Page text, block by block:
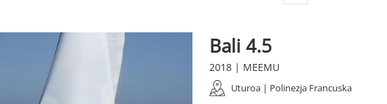
Bali 4.5
2018 | MEEMU
Uturoa | Polinezja Francuska